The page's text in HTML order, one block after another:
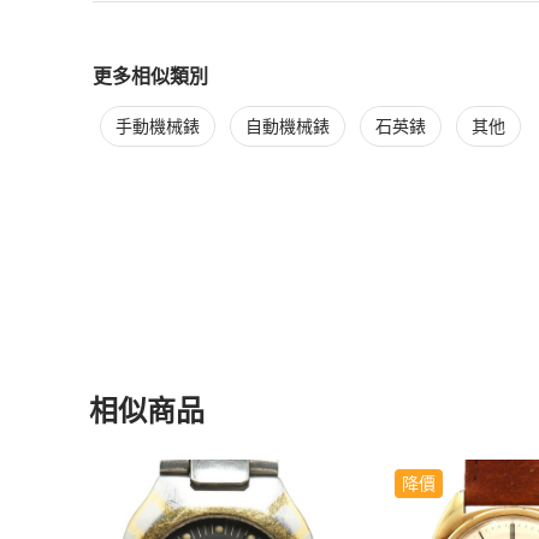
更多相似類別
更多Omega女錶相似商品推薦
手動機械錶 自動機械錶 石英錶 其他
相似商品
Omega女錶推薦精品
降價